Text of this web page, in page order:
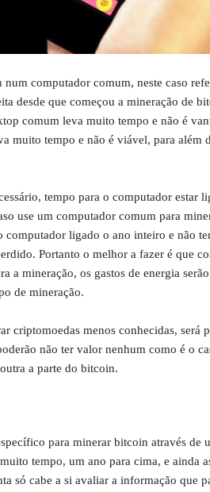
computador comum, neste caso
desde que começou a mineração de
comum leva muito tempo e não é
muito tempo e não é viável, para além
tempo para o computador estar
use um computador comum para
ligado o ano inteiro e não
Portanto o melhor a fazer é que
a mineração, os gastos de energia
de mineração.
criptomoedas menos conhecidas, será
não ter valor nenhum como é o
a parte do bitcoin.
para minerar bitcoin através de
tempo, um ano para cima, e ainda
só cabe a si avaliar a informação que